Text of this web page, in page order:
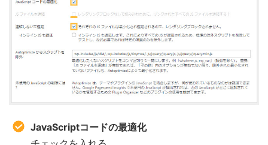
JavaScriptコードの最適化